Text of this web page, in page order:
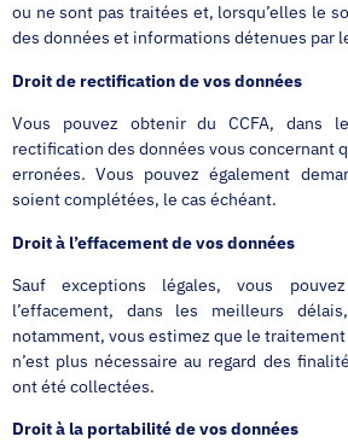
ou ne sont pas traitées et, lorsqu’elles le
des données et informations détenues par
Droit de rectification de vos données
Vous pouvez obtenir du CCFA, dans
rectification des données vous concernant
erronées. Vous pouvez également
soient complétées, le cas échéant.
Droit à l’effacement de vos données
Sauf exceptions légales, vous
l’effacement, dans les meilleurs
notamment, vous estimez que le
n’est plus nécessaire au regard des
ont été collectées.
Droit à la portabilité de vos données